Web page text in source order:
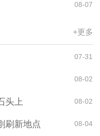
08-07
+更多
07-31
08-02
头上 08-02
刷新地点 08-04